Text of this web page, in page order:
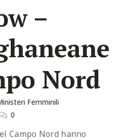
–
Nord
Femminili
0
Campo Nord hanno